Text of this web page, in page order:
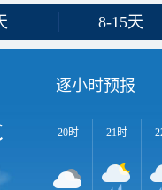
8-15天
逐小时预报
20时 21时